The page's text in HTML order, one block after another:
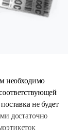
необходимо
не будет
достаточно